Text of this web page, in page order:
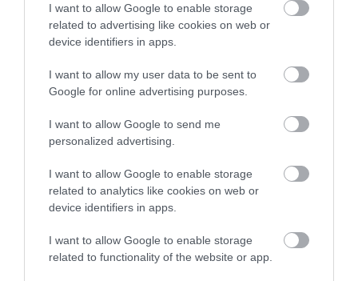
I want to allow Google to enable storage
related to advertising like cookies on web or
device identifiers in apps.
I want to allow my user data to be sent to
Google for online advertising purposes.
I want to allow Google to send me
personalized advertising.
I want to allow Google to enable storage
related to analytics like cookies on web or
device identifiers in apps.
I want to allow Google to enable storage
related to functionality of the website or app.
2026-08-04
KIRÁNDULÁS A
GYÓGYNÖVÉNYKERTBE ÉS
ILLATMÚZEUMBA
PANNONHALMI FŐAPÁTSÁG
PINCÉSZETÉBE